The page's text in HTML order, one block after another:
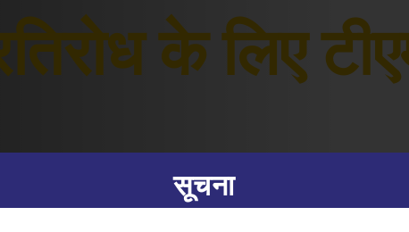
के लिए
सूचना